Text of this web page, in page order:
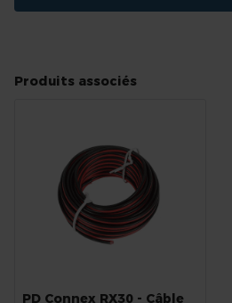
Produits associés
PD Connex RX30 - Câble